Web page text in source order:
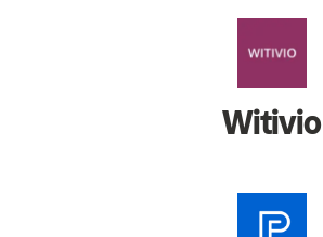
Witivio